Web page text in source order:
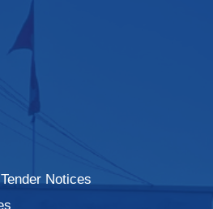
Notices